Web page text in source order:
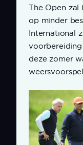
The Open
op minder
International
deze zomer